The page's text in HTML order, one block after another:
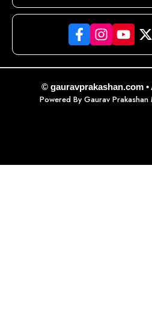
© gauravprakashan.com
Powered By Gaurav Prakashan